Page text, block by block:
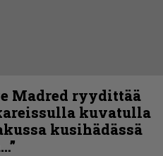
Madred ryydittää
kuvatulla
kusihädässä